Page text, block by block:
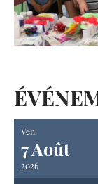
Ven.
7 Août
2026